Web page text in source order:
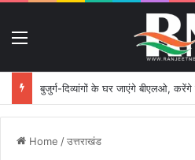
बुजुर्ग-दिव्यांगों के घर जाएंगे बीएलओ, करेंगे
Home /उत्तराखंड